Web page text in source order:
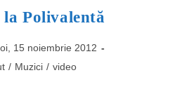
Polivalentă
15 noiembrie 2012
/ Muzici / video